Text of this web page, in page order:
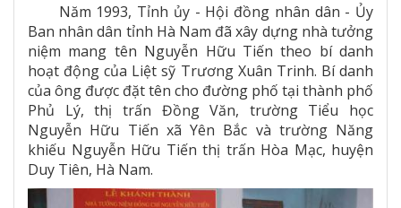
Năm 1993, Tỉnh ủy - Hội đồng nhân dân - Ủy
Ban nhân dân tỉnh Hà Nam đã xây dựng nhà tưởng
niệm mang tên Nguyễn Hữu Tiến theo bí danh
hoạt động của Liệt sỹ Trương Xuân Trinh. Bí danh
của ông được đặt tên cho đường phố tại thành phố
Phủ Lý, thị trấn Đồng Văn, trường Tiểu học
Nguyễn Hữu Tiến xã Yên Bắc và trường Năng
khiếu Nguyễn Hữu Tiến thị trấn Hòa Mạc, huyện
Duy Tiên, Hà Nam.